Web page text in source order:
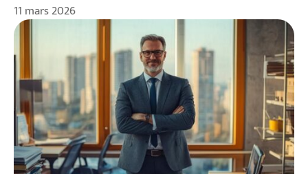
11 mars 2026